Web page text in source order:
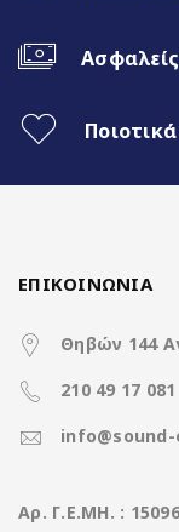
WiFi Built-in
32Band EQ
7 Color
Χαρακτηριστικά
ΕΠΙΚΟΙΝΩΝΙΑ
Θηβών 144
210 49 17 081
Aρ. Γ.Ε.ΜΗ. :